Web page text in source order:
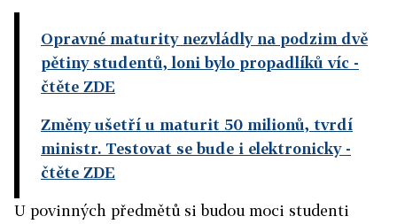
Opravné maturity nezvládly na podzim dvě
pětiny studentů, loni bylo propadlíků víc -
čtěte ZDE
Změny ušetří u maturit 50 milionů, tvrdí
ministr. Testovat se bude i elektronicky-
čtěte ZDE
U povinných předmětů si budou moci studenti